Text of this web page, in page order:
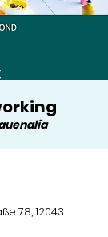
78, 12043